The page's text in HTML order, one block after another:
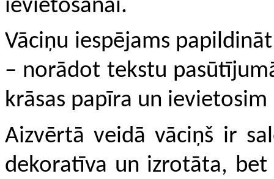
ievietošanai.
Vāciņu iespējams
– norādot tekstu
krāsas papīra un
Aizvērtā veidā vāciņš ir
dekoratīva un izrotāta, bet